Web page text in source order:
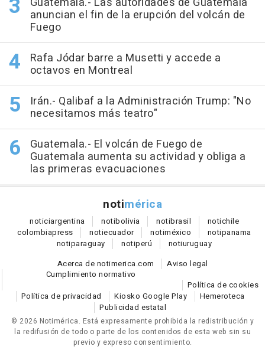
anuncian el fin de la erupción del volcán de
Fuego
Rafa Jódar barre a Musetti y accede a
octavos en Montreal
Irán.- Qalibaf a la Administración Trump: "No
necesitamos más teatro"
Guatemala.- El volcán de Fuego de
Guatemala aumenta su actividad y obliga a
las primeras evacuaciones
notimérica
noticiargentina notibolivia notibrasil notichile
colombiapress notiecuador notiméxico notipanama
notiparaguay notiperú notiuruguay
Acerca de notimerica.com
Aviso legal
Cumplimiento normativo
Política de cookies
Política de privacidad
Kiosko Google Play
Hemeroteca
Publicidad estatal
© 2026 Notimérica. Está expresamente prohibida la redistribución y
la redifusión de todo o parte de los contenidos de esta web sin su
previo y expreso consentimiento.